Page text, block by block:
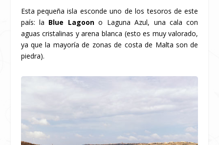
Esta pequeña isla esconde uno de los tesoros de este
país: la Blue Lagoono Laguna Azul, una cala con
aguas cristalinas y arena blanca (esto es muy valorado,
ya que la mayoría de zonas de costa de Malta son de
piedra).